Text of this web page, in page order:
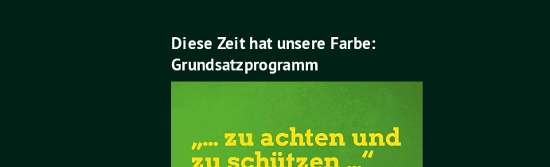
Diese Zeit hat unsere Farbe:
Grundsatzprogramm